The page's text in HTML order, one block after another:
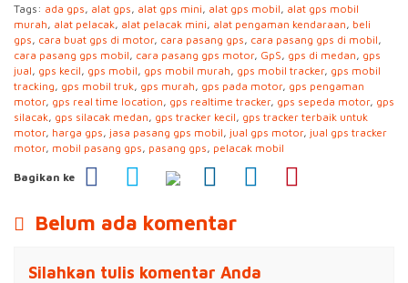
Tags: ada gps, alat gps, alat gps mini, alat gps mobil, alat gps mobil
murah, alat pelacak, alat pelacak mini, alat pengaman kendaraan, beli
gps, cara buat gps di motor, cara pasang gps, cara pasang gps di mobil,
cara pasang gps mobil, cara pasang gps motor, GpS, gps di medan, gps
jual, gps kecil, gps mobil, gps mobil murah, gps mobil tracker, gps mobil
tracking, gps mobil truk, gps murah, gps pada motor, gps pengaman
motor, gps real time location, gps realtime tracker, gps sepeda motor, gps
silacak, gps silacak medan, gps tracker kecil, gps tracker terbaik untuk
motor, harga gps, jasa pasang gps mobil, jual gps motor, jual gps tracker
motor, mobil pasang gps, pasang gps, pelacak mobil
Bagikan ke
Belum ada komentar
Silahkan tulis komentar Anda